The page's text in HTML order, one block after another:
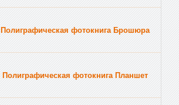
Полиграфическая фотокнига Брошюра
Полиграфическая фотокнига Планшет